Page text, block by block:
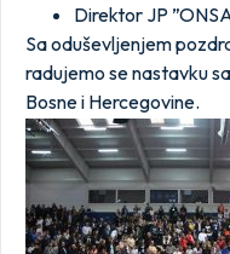
Direktor JP
Sa oduševljenjem
radujemo se nastavku
Bosne i Hercegovine.